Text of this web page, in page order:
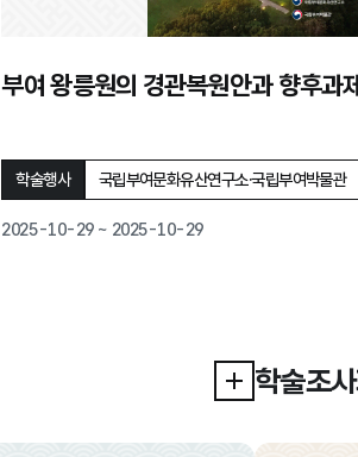
부여 왕릉원의 경관복원안과 향후과
학술행사 국립부여문화유산연구소·국립부여박물관
행사기간
2025-10-29 ~ 2025-10-29
주요추진업무 더보
학술조